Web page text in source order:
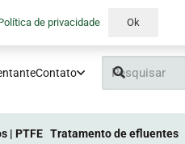
Contato
| PTFE Tratamento de efluentes
de privacidade Ok